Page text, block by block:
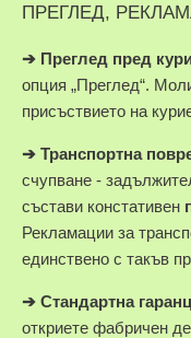
ПРЕГЛЕД,
➔ Преглед пред
опция „Преглед“.
присъствието на
➔ Транспортна
счупване -
състави констативен
Рекламации за
единствено с такъв
➔ Стандартна
откриете фабричен